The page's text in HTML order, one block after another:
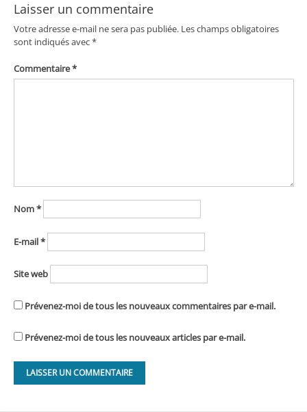
Laisser un commentaire
Votre adresse e-mail ne sera pas publiée. Les champs obligatoires
sont indiqués avec*
Commentaire*
Nom*
E-mail*
Site web
Prévenez-moi de tous les nouveaux commentaires par e-mail.
Prévenez-moi de tous les nouveaux articles par e-mail.